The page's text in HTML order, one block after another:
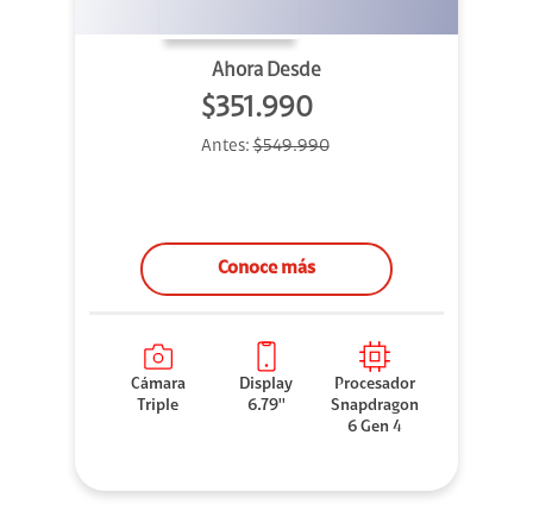
Ahora Desde
$351.990
Antes:$549.990
Conoce más
Cámara
Triple
Display
6.79''
Procesador
Snapdragon
6 Gen 4